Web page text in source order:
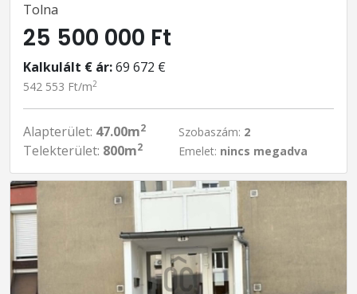
Tolna
25 500 000 Ft
Kalkulált € ár:69 672 €
542 553 Ft/m2
Alapterület: 47.00m2
Telekterület: 800m2
Szobaszám: 2
Emelet: nincs megadva